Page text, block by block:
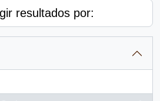
resultados por: